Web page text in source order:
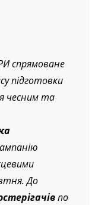
спрямоване
підготовки
чесним та
До
по